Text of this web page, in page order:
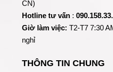
CN)
Hotline tư vấn :
Giờ làm việc: T2-T7 7:30
nghỉ
THÔNG TIN CHUNG